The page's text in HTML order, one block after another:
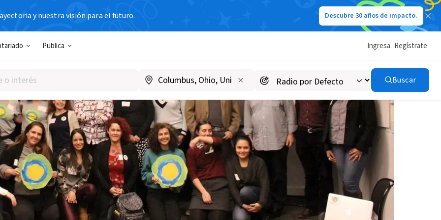
y nuestra visión para el futuro. Descubre 30 años de impacto.
Publica Ingresa Regístrate
Buscar